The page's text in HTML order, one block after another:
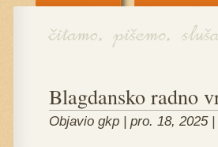
Blagdansko radno
Objavio gkp | pro. 18, 2025 |